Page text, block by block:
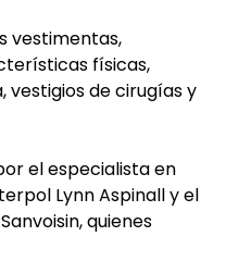
vestimentas,
físicas,
vestigios de cirugías y
el especialista en
Lynn Aspinall y el
quienes